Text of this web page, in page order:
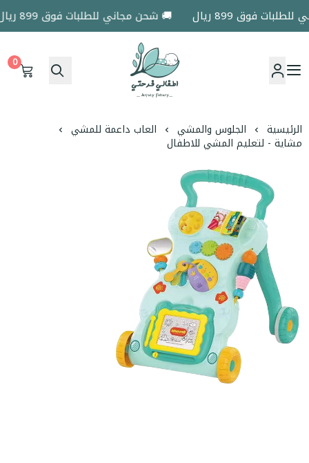
فوق 899 ريال 🚚 شحن مجاني للطلبات فوق 899 ريال
اطفالي فرحتي
0
الرئيسية الجلوس والمشي العاب داعمة للمشي
مشاية - لتعليم المشي للاطفال